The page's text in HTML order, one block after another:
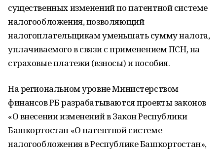
существенных изменений по патентной системе
налогообложения, позволяющий
налогоплательщикам уменьшать сумму налога,
уплачиваемого в связи с применением ПСН, на
страховые платежи (взносы) и пособия.
На региональном уровне Министерством
финансов РБ разрабатываются проекты законов
«О внесении изменений в Закон Республики
Башкортостан «О патентной системе
налогообложения в Республике Башкортостан»,